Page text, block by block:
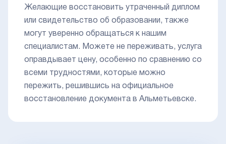
Желающие восстановить утраченный диплом
или свидетельство об образовании, также
могут уверенно обращаться к нашим
специалистам. Можете не переживать, услуга
оправдывает цену, особенно по сравнению со
всеми трудностями, которые можно
пережить, решившись на официальное
восстановление документа в Альметьевске.